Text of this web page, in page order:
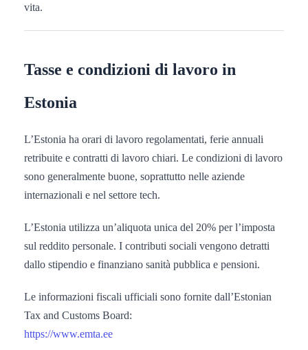
vita.
Tasse e condizioni di lavoro in
Estonia
L’Estonia ha orari di lavoro regolamentati, ferie annuali
retribuite e contratti di lavoro chiari. Le condizioni di lavoro
sono generalmente buone, soprattutto nelle aziende
internazionali e nel settore tech.
L’Estonia utilizza un’aliquota unica del 20% per l’imposta
sul reddito personale. I contributi sociali vengono detratti
dallo stipendio e finanziano sanità pubblica e pensioni.
Le informazioni fiscali ufficiali sono fornite dall’Estonian
Tax and Customs Board:
https://www.emta.ee